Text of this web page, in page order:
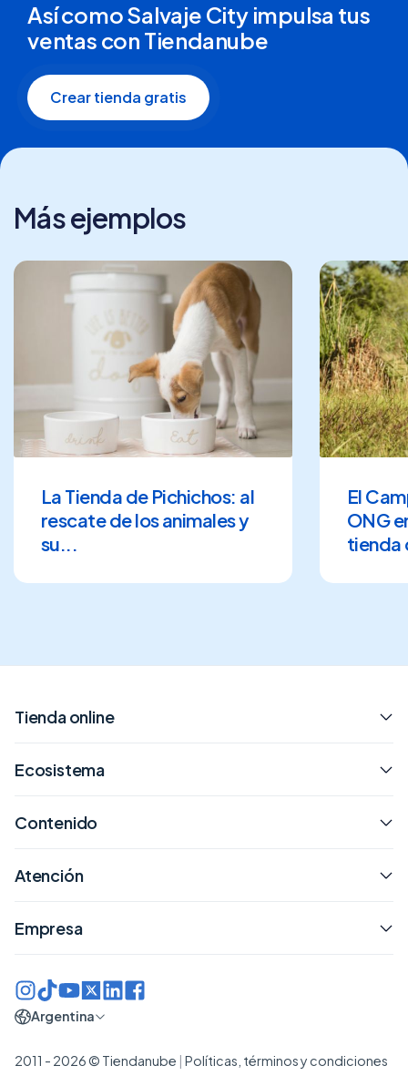
Así como Salvaje City impulsa tus
ventas con Tiendanube
Crear tienda gratis
Más ejemplos
La Tienda de Pichichos: al
rescate de los animales y
su...
El
ONG
tienda
Tienda online
Ecosistema
Contenido
Atención
Empresa
2011 - 2026 © Tiendanube | Políticas, términos y condiciones
Argentina